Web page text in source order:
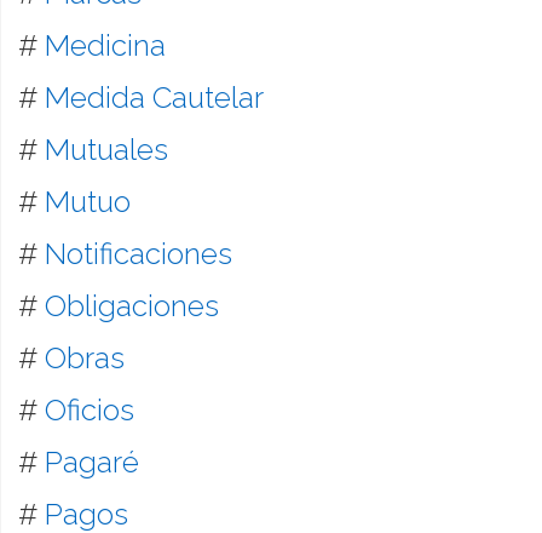
# Medicina
# Medida Cautelar
# Mutuales
# Mutuo
# Notificaciones
# Obligaciones
# Obras
# Oficios
# Pagaré
# Pagos